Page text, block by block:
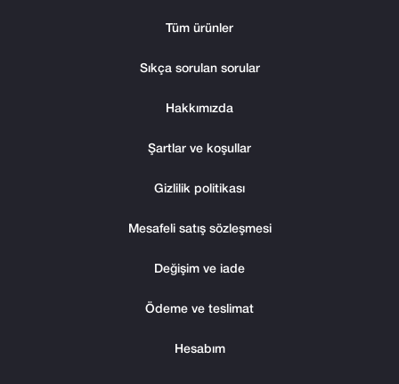
Tüm ürünler
Sıkça sorulan sorular
Hakkımızda
Şartlar ve koşullar
Gizlilik politikası
Mesafeli satış sözleşmesi
Değişim ve iade
Ödeme ve teslimat
Hesabım